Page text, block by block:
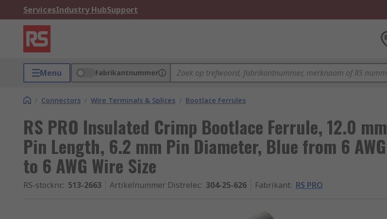
ServicesIndustry HubSupport
Menu Fabrikantnummer
/ Connectors / Wire Terminals & Splices / Bootlace Ferrules
RS PRO Insulated Crimp Bootlace Ferrule, 12.0 mm
Pin Length, 6.2 mm Pin Diameter, Blue from 6 AWG
to 6 AWG Wire Size
RS-stocknr.: 513-2663 Artikelnummer Distrelec: 304-25-626 Fabrikant: RS PRO